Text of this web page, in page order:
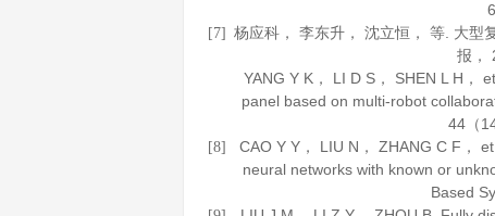
[7] 杨应科， 李东升， 沈立恒， 等. 大型
报 ，
YANG Y K， LI D S， SHEN L H，
panel based on multi-robot
44（
[8]
CAO Y Y， LIU N， ZHANG C F，
neural networks with known or
Based